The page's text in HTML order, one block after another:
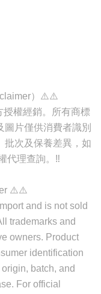
）⚠️⚠️
授權經銷。所有商標
圖片僅供消費者識別
批次及保養差異，如
代理查詢。‼️
⚠️⚠️
and is not sold
trademarks and
owners. Product
identification
batch, and
For official